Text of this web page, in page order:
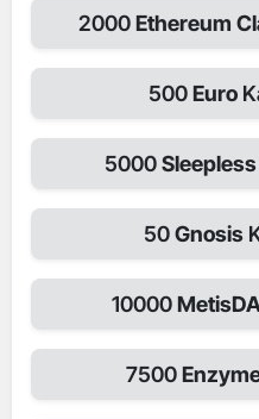
2000Ethereum
500Euro
5000
50Gnosis
10000
7500